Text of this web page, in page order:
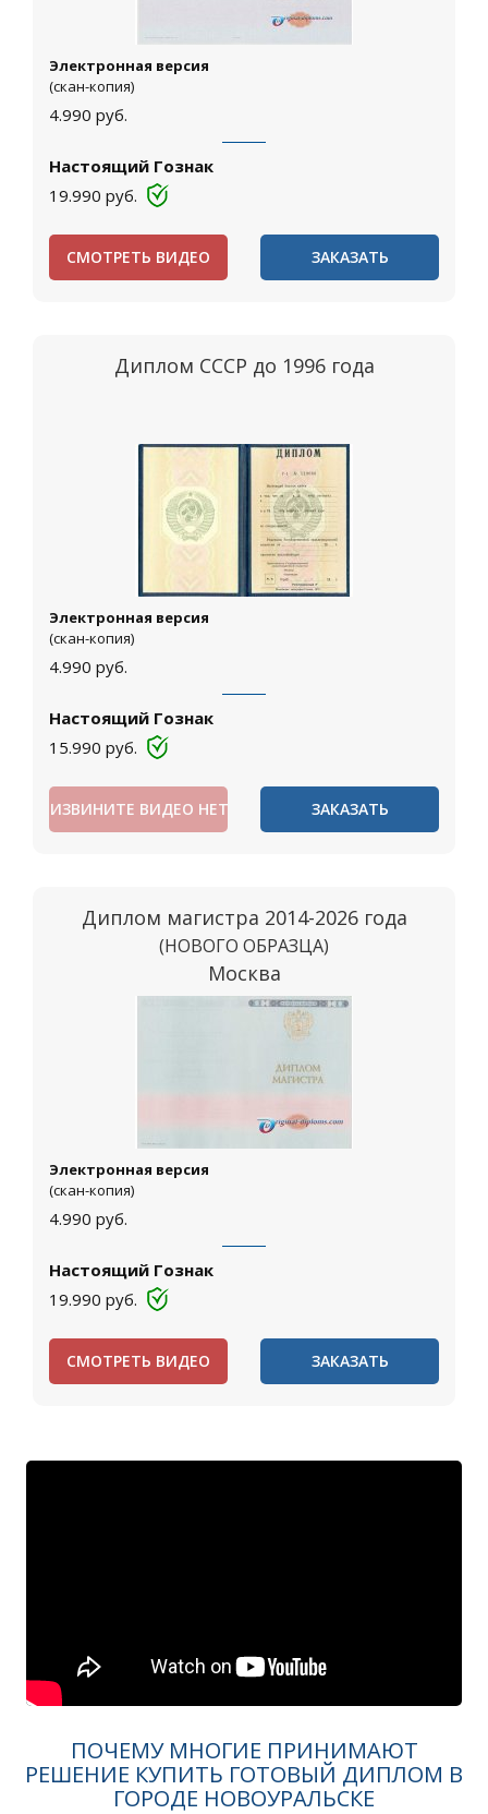
Электронная версия
(скан-копия)
4.990 руб.
Настоящий Гознак
19.990 руб.
СМОТРЕТЬ ВИДЕО ЗАКАЗАТЬ
Диплом СССР до 1996 года
Электронная версия
(скан-копия)
4.990 руб.
Настоящий Гознак
15.990 руб.
ИЗВИНИТЕ ВИДЕО НЕТ ЗАКАЗАТЬ
Диплом магистра 2014-2026 года
(НОВОГО ОБРАЗЦА)
Москва
Электронная версия
(скан-копия)
4.990 руб.
Настоящий Гознак
19.990 руб.
СМОТРЕТЬ ВИДЕО ЗАКАЗАТЬ
ПОЧЕМУ МНОГИЕ ПРИНИМАЮТ
РЕШЕНИЕ КУПИТЬ ГОТОВЫЙ ДИПЛОМ В
ГОРОДЕ НОВОУРАЛЬСКЕ